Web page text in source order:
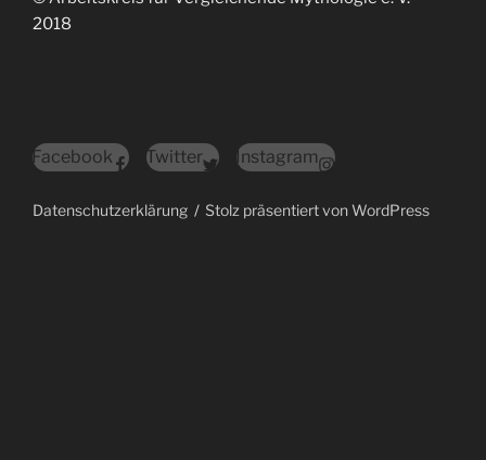
2018
Facebook Twitter Instagram
Datenschutzerklärung Stolz präsentiert von WordPress